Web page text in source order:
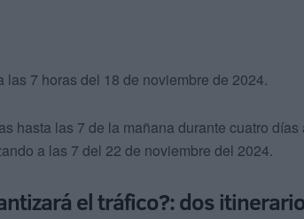
las 7 horas del 18 de noviembre de 2024.
hasta las 7 de la mañana durante cuatro
a las 7 del 22 de noviembre del 2024.
el tráfico?: dos